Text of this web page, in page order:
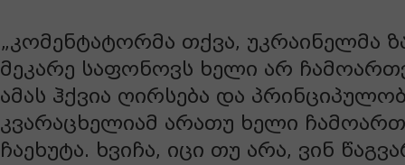
„კომენტატორმა თქვა, უკრაინელმა
მეკარე საფონოვს ხელი არ
ამას ჰქვია ღირსება და
კვარაცხელიამ არათუ ხელი
ჩაეხუტა. ხვიჩა, იცი თუ არა, ვინ